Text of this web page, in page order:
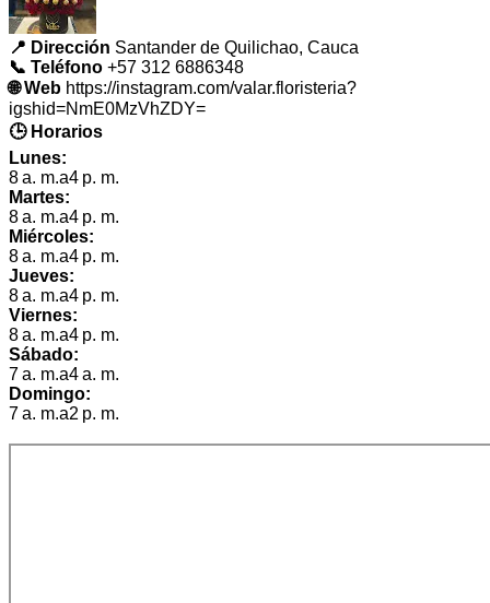
📍 Dirección Santander de Quilichao, Cauca
📞 Teléfono +57 312 6886348
🌐 Web https://instagram.com/valar.floristeria?
igshid=NmE0MzVhZDY=
🕒 Horarios
Lunes:
8 a. m.a4 p. m.
Martes:
8 a. m.a4 p. m.
Miércoles:
8 a. m.a4 p. m.
Jueves:
8 a. m.a4 p. m.
Viernes:
8 a. m.a4 p. m.
Sábado:
7 a. m.a4 a. m.
Domingo:
7 a. m.a2 p. m.